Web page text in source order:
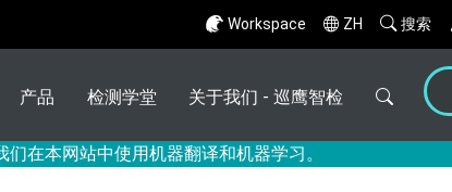
Workspace ZH 搜索
在本网站中使用机器翻译和机器学习。
产品 检测学堂 关于我们 - 巡鹰智检